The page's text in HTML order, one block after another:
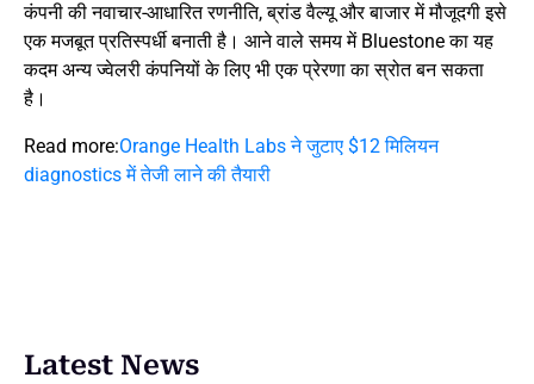
कंपनी की नवाचार-आधारित रणनीति, ब्रांड वैल्यू और बाजार में मौजूदगी इसे
एक मजबूत प्रतिस्पर्धी बनाती है। आने वाले समय में Bluestone का यह
कदम अन्य ज्वेलरी कंपनियों के लिए भी एक प्रेरणा का स्रोत बन सकता
है।
Read more:Orange Health Labs ने जुटाए $12 मिलियन
diagnostics में तेजी लाने की तैयारी
Latest News